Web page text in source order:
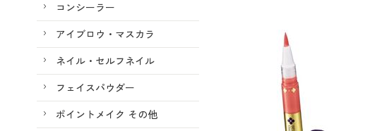
コンシーラー
アイブロウ・マスカラ
ネイル・セルフネイル
フェイスパウダー
ポイントメイク その他